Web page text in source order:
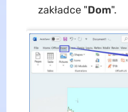
zakładce "Dom".